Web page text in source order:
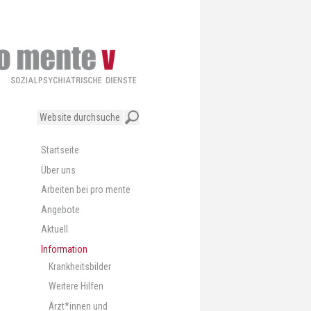
Website
Navigation
Startseite
Über uns
Arbeiten bei pro mente
Angebote
Aktuell
Information
Krankheitsbilder
Weitere Hilfen
Ärzt*innen und